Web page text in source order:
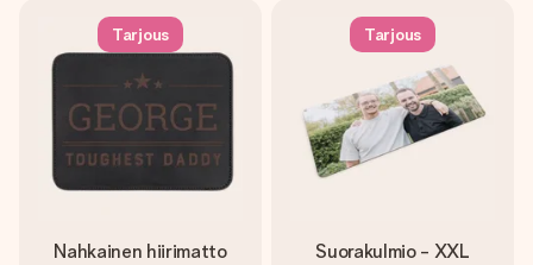
Tarjous
Nahkainen hiirimatto
Tarjous
Suorakulmio - XXL